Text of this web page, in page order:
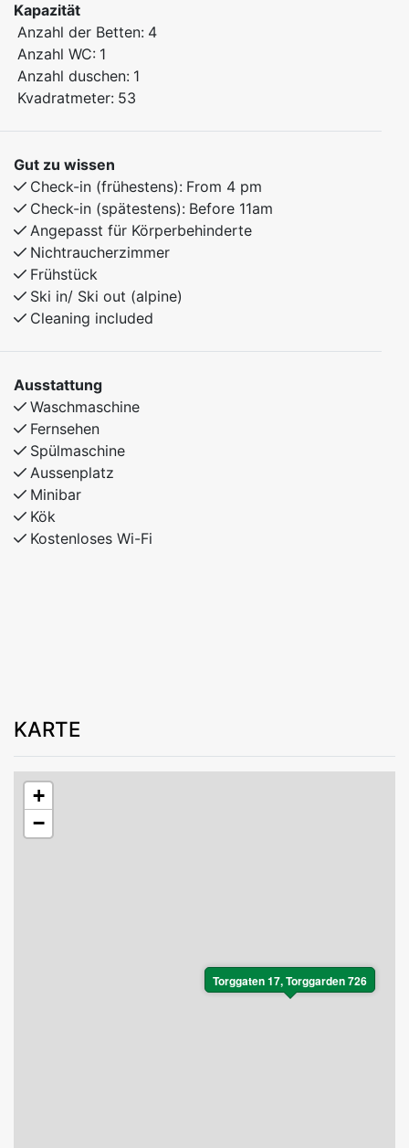
and one with bunk beds.
Only 30 minutes to Voss and 40 minutes to the
stunning village of Flåm. Ideal for both winter and
summer activities.
Kapazität
Anzahl der Betten: 4
Anzahl WC: 1
Anzahl duschen: 1
Kvadratmeter: 53
Gut zu wissen
Check-in (frühestens): From 4 pm
Check-in (spätestens): Before 11am
Angepasst für Körperbehinderte
Nichtraucherzimmer
Frühstück
Ski in/ Ski out (alpine)
Cleaning included
Ausstattung
Waschmaschine
Fernsehen
Spülmaschine
Aussenplatz
Minibar
Kök
Kostenloses Wi-Fi
KARTE
Torggaten 17, Torggarden 726
+
−